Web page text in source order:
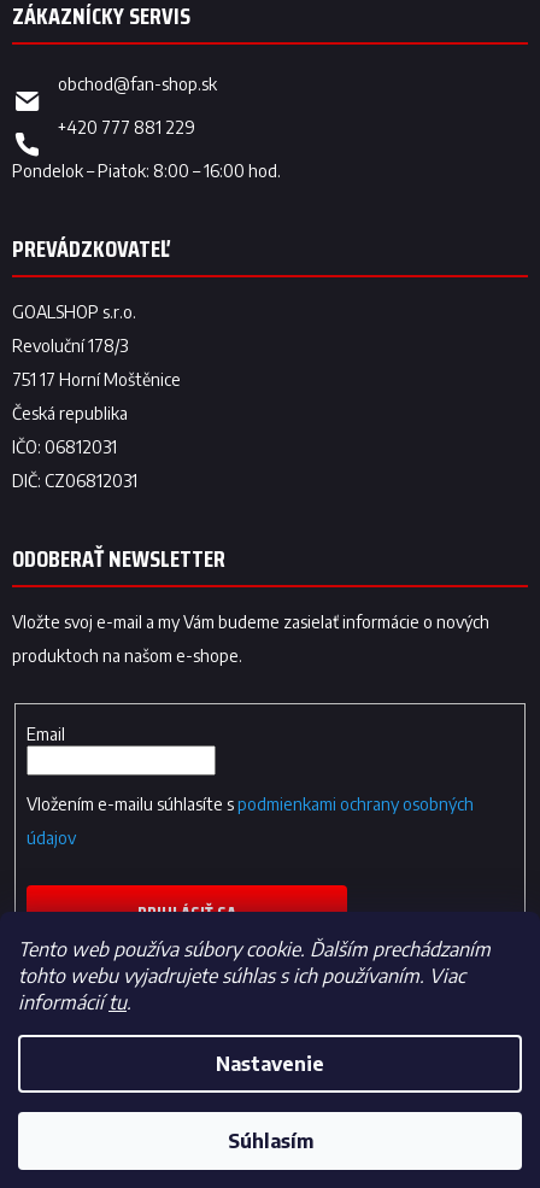
Tento web používa súbory cookie. Ďalším prechádzaním
tohto webu vyjadrujete súhlas s ich používaním. Viac
informáciítu.
Nastavenie
Súhlasím
obchod@fan-shop.sk
+420 777 881 229
ODOBERAŤ NEWSLETTER
Vložte svoj e-mail a my Vám budeme zasielať informácie o nových
produktoch na našom e-shope.
Email
Vložením e-mailu súhlasíte spodmienkami ochrany osobných
údajov
PRIHLÁSIŤ SA
Vytvoril Shoptet
Fan-shop.sk. Všetky práva vyhradené.